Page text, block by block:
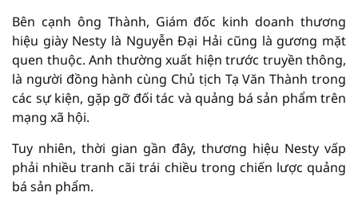
Bên cạnh ông Thành, Giám đốc kinh doanh thương
hiệu giày Nesty là Nguyễn Đại Hải cũng là gương mặt
quen thuộc. Anh thường xuất hiện trước truyền thông,
là người đồng hành cùng Chủ tịch Tạ Văn Thành trong
các sự kiện, gặp gỡ đối tác và quảng bá sản phẩm trên
mạng xã hội.
Tuy nhiên, thời gian gần đây, thương hiệu Nesty vấp
phải nhiều tranh cãi trái chiều trong chiến lược quảng
bá sản phẩm.